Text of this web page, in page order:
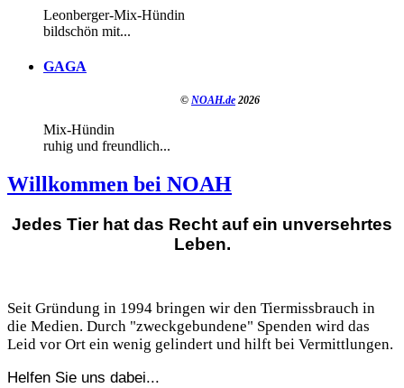
Leonberger-Mix-Hündin
bildschön mit...
GAGA
© NOAH.de 2026
Mix-Hündin
ruhig und freundlich...
Willkommen bei NOAH
Jedes Tier hat das Recht auf ein unversehrtes
Leben.
Seit Gründung in 1994 bringen wir den Tiermissbrauch in
die Medien. Durch "zweckgebundene" Spenden wird das
Leid vor Ort ein wenig gelindert und hilft bei Vermittlungen.
Helfen Sie uns dabei...